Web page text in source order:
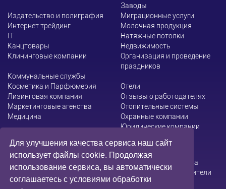
Для улучшения качества сервиса наш сайт
использует файлы cookie. Продолжая
использование сервиса, вы автоматически
соглашаетесь с условиями обработки
Заводы
Издательство и полиграфия
Интернет трейдинг
ІТ
Канцтовары
Клининговые компании
Коммунальные службы
Косметика и Парфюмерия
Лизинговая компания
Маркетинговые агенства
Медицина
Миграционные услуги
Молочная продукция
Натяжные потолки
Недвижимость
Организация и проведение
праздников
Отели
Отзывы о работодателях
Отопительные системы
Охранные компании
Юридические компании
Администрация сайта не несет ответственности за
содержание информации, которую размещают посетители